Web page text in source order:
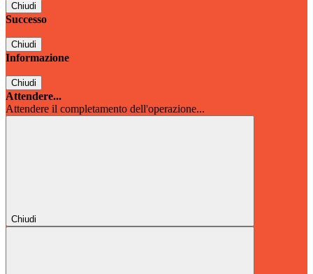
Chiudi
Successo
Chiudi
Informazione
Chiudi
Attendere...
Attendere il completamento dell'operazione...
Chiudi